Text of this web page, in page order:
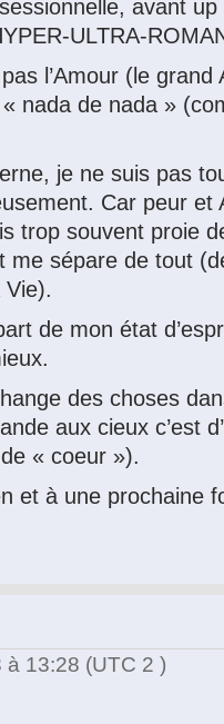
avant
ULTRA-
l’Amour (le grand
nada de nada »
je ne suis pas
Car peur et
trop souvent proie
me sépare de tout
de mon état
des choses
aux cieux c’est
« coeur »).
et à une prochaine
à 13:28 (UTC 2 )